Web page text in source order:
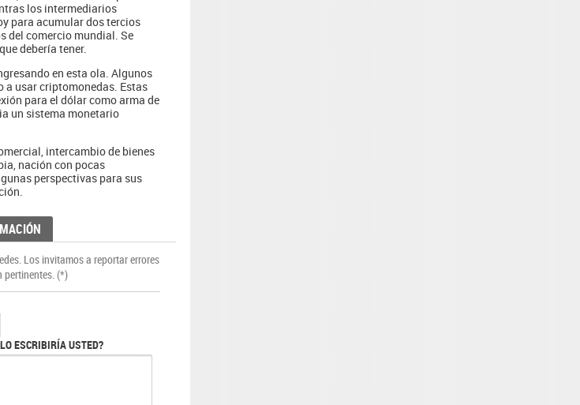
los intermediarios
para acumular dos tercios
del comercio mundial. Se
debería tener.
en esta ola. Algunos
a usar criptomonedas. Estas
para el dólar como arma de
un sistema monetario
intercambio de bienes
nación con pocas
perspectivas para sus
Los invitamos a reportar errores
pertinentes. (*)
ESCRIBIRÍA USTED?